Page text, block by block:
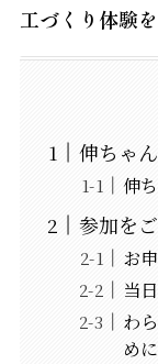
工づくり体験を
伸ちゃ
伸
参加を
お
当
わ
めに